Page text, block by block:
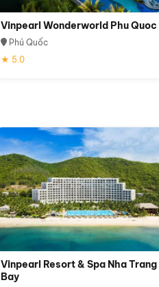
Vinpearl Wonderworld Phu Quoc
Phú Quốc
★ 5.0
Vinpearl Resort & Spa Nha Trang
Bay